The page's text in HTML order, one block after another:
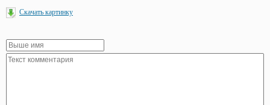
Скачать картинку